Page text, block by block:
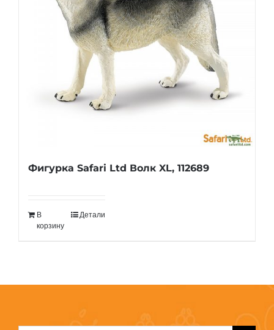
Фигурка Safari Ltd Волк XL, 112689
В
корзину
Детали